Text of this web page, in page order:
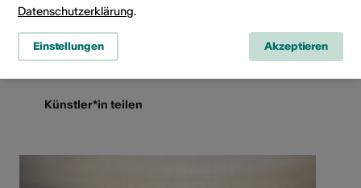
Social Media
Künstler*in teilen
Datenschutzerklärung.
Einstellungen Akzeptieren